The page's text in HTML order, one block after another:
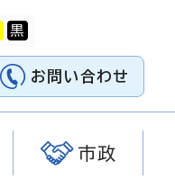
お問い合わせ
市政